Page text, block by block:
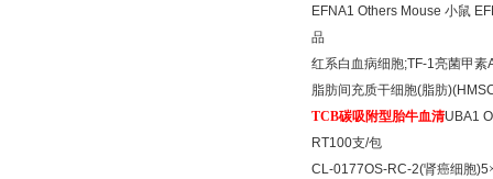
EFNA1 Others Mouse 小鼠
品
红系白血病细胞;TF-1亮菌甲素
脂肪间充质干细胞(脂肪
TCB碳吸附型胎牛血清UBA1
RT100支/包
CL-0177OS-RC-2(肾癌细胞)5